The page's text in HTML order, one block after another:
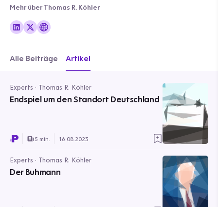
Mehr über Thomas R. Köhler
Alle Beiträge Artikel
Experts · Thomas R. Köhler
Endspiel um den Standort Deutschland
5 min. 16.08.2023
Experts · Thomas R. Köhler
Der Buhmann